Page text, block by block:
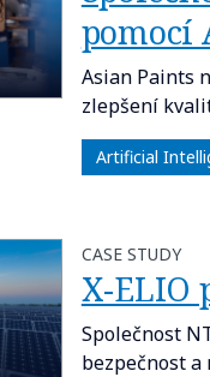
pomocí
Asian Paints
zlepšení
Artificial
CASE STUDY
X-ELIO
Společnost
bezpečnost